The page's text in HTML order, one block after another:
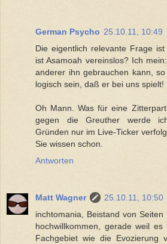
German Psycho 25.10.11, 10:49
Die eigentlich relevante Frage
ist Asamoah vereinslos? Ich
anderer ihn gebrauchen kann,
logisch sein, daß er bei uns spielt!
Oh Mann. Was für eine
gegen die Greuther werde
Gründen nur im Live-Ticker
Sie wissen schon.
Antworten
Matt Wagner
25.10.11, 10:50
inchtomania, Beistand von
hochwillkommen, gerade weil
Fachgebiet wie die Evozierung